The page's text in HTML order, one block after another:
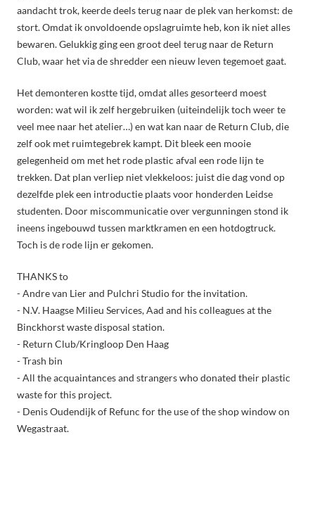
aandacht trok, keerde deels terug naar de plek van herkomst: de
stort. Omdat ik onvoldoende opslagruimte heb, kon ik niet alles
bewaren. Gelukkig ging een groot deel terug naar de Return
Club, waar het via de shredder een nieuw leven tegemoet gaat.
Het demonteren kostte tijd, omdat alles gesorteerd moest
worden: wat wil ik zelf hergebruiken (uiteindelijk toch weer te
veel mee naar het atelier…) en wat kan naar de Return Club, die
zelf ook met ruimtegebrek kampt. Dit bleek een mooie
gelegenheid om met het rode plastic afval een rode lijn te
trekken. Dat plan verliep niet vlekkeloos: juist die dag vond op
dezelfde plek een introductie plaats voor honderden Leidse
studenten. Door miscommunicatie over vergunningen stond ik
ineens ingebouwd tussen marktkramen en een hotdogtruck.
Toch is de rode lijn er gekomen.
THANKS to
- Andre van Lier and Pulchri Studio for the invitation.
- N.V. Haagse Milieu Services, Aad and his colleagues at the
Binckhorst waste disposal station.
- Return Club/Kringloop Den Haag
- Trash bin
- All the acquaintances and strangers who donated their plastic
waste for this project.
- Denis Oudendijk of Refunc for the use of the shop window on
Wegastraat.